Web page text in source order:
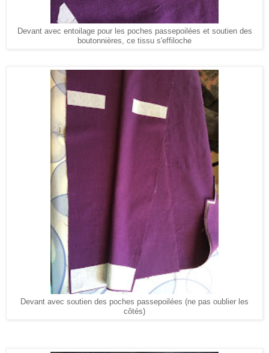
Devant avec entoilage pour les poches passepoilées et soutien des
boutonnières, ce tissu s'effiloche
Devant avec soutien des poches passepoilées (ne pas oublier les
côtés)